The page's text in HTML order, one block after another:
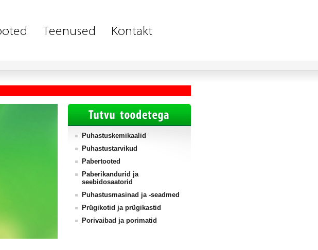
Puhastuskemikaalid
Puhastustarvikud
Pabertooted
Paberikandurid ja
seebidosaatorid
Puhastusmasinad ja -seadmed
Prügikotid ja prügikastid
Porivaibad ja porimatid